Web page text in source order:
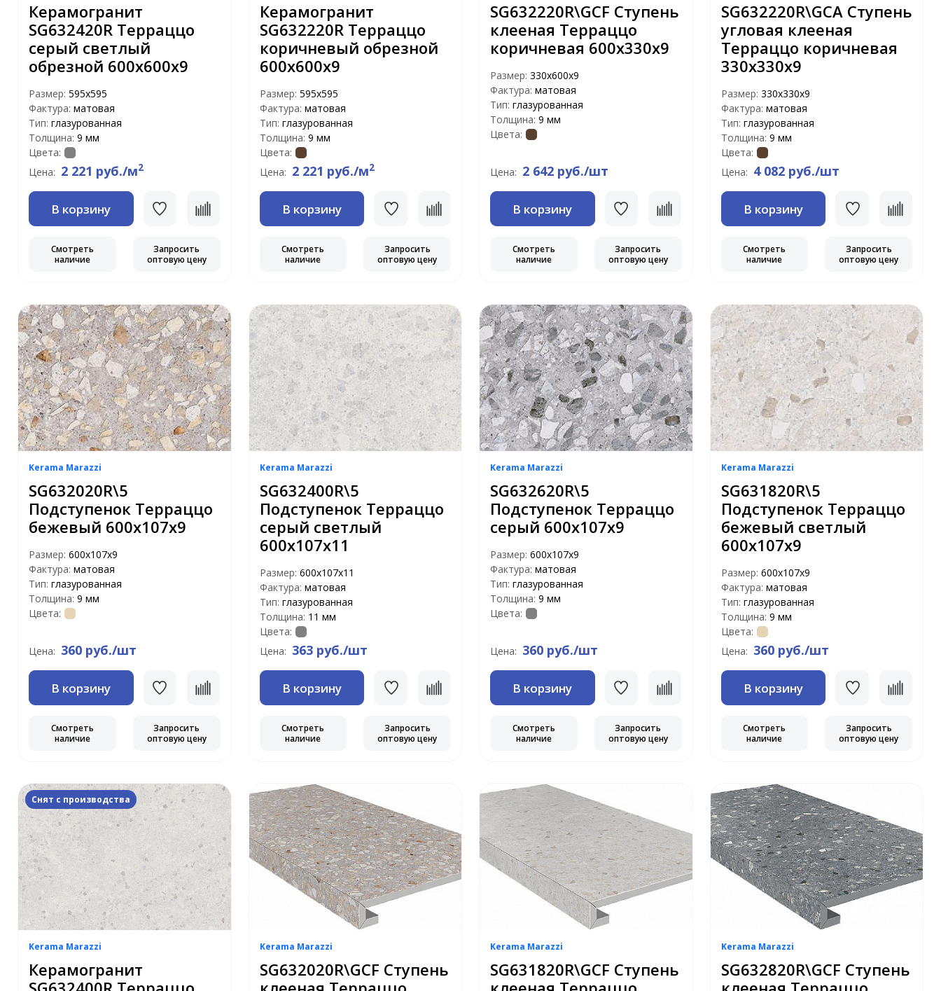
Керамогранит
SG632420R Терраццо
серый светлый
обрезной 600х600х9
Размер: 595x595
Фактура: матовая
Тип: глазурованная
Толщина: 9 мм
Цвета:
Цена: 2 221 руб./м2
В корзину
Смотреть
наличие
Запросить
оптовую цену
Керамогранит
SG632220R Терраццо
коричневый обрезной
600х600х9
Размер: 595x595
Фактура: матовая
Тип: глазурованная
Толщина: 9 мм
Цвета:
Цена: 2 221 руб./м2
В корзину
Смотреть
наличие
Запросить
оптовую цену
SG632220R\GCF Ступень
клееная Терраццо
коричневая 600х330х9
Размер: 330х600х9
Фактура: матовая
Тип: глазурованная
Толщина: 9 мм
Цвета:
Цена: 2 642 руб./шт
В корзину
Смотреть
наличие
Запросить
оптовую цену
SG632220R\GCA Ступень
угловая клееная
Терраццо коричневая
330х330х9
Размер: 330х330х9
Фактура: матовая
Тип: глазурованная
Толщина: 9 мм
Цвета:
Цена: 4 082 руб./шт
В корзину
Смотреть
наличие
Запросить
оптовую цену
Kerama Marazzi
SG632020R\5
Подступенок Терраццо
бежевый 600х107х9
Размер: 600х107х9
Фактура: матовая
Тип: глазурованная
Толщина: 9 мм
Цвета:
Цена: 360 руб./шт
В корзину
Смотреть
наличие
Запросить
оптовую цену
Kerama Marazzi
SG632400R\5
Подступенок Терраццо
серый светлый
600х107х11
Размер: 600х107х11
Фактура: матовая
Тип: глазурованная
Толщина: 11 мм
Цвета:
Цена: 363 руб./шт
В корзину
Смотреть
наличие
Запросить
оптовую цену
Kerama Marazzi
SG632620R\5
Подступенок Терраццо
серый 600х107х9
Размер: 600х107х9
Фактура: матовая
Тип: глазурованная
Толщина: 9 мм
Цвета:
Цена: 360 руб./шт
В корзину
Смотреть
наличие
Запросить
оптовую цену
Kerama Marazzi
SG631820R\5
Подступенок Терраццо
бежевый светлый
600х107х9
Размер: 600х107х9
Фактура: матовая
Тип: глазурованная
Толщина: 9 мм
Цвета:
Цена: 360 руб./шт
В корзину
Смотреть
наличие
Запросить
оптовую цену
Снят с производства
Kerama Marazzi
Керамогранит
Kerama Marazzi
SG632020R\GCF Ступень
Kerama Marazzi
SG631820R\GCF Ступень
Kerama Marazzi
SG632820R\GCF Ступень